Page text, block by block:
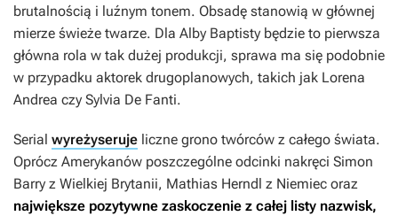
brutalnością i luźnym tonem. Obsadę stanowią w głównej
mierze świeże twarze. Dla Alby Baptisty będzie to pierwsza
główna rola w tak dużej produkcji, sprawa ma się podobnie
w przypadku aktorek drugoplanowych, takich jak Lorena
Andrea czy Sylvia De Fanti.
Serial wyreżyseruje liczne grono twórców z całego świata.
Oprócz Amerykanów poszczególne odcinki nakręci Simon
Barry z Wielkiej Brytanii, Mathias Herndl z Niemiec oraz
największe pozytywne zaskoczenie z całej listy nazwisk,